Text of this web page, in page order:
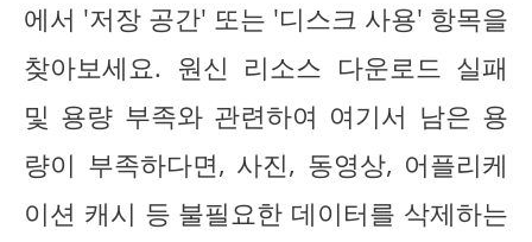
에서 '저장 공간' 또는 '디스크 사용' 항목을
찾아보세요. 원신 리소스 다운로드 실패
및 용량 부족와 관련하여 여기서 남은 용
량이 부족하다면, 사진, 동영상, 어플리케
이션 캐시 등 불필요한 데이터를 삭제하는